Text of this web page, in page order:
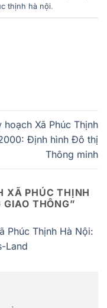
thịnh hà nội.
hoạch Xã Phúc Thịnh
Định hình Đô thị
Thông minh
XÃ PHÚC THỊNH
THÔNG”
Phúc Thịnh Hà Nội:
Land